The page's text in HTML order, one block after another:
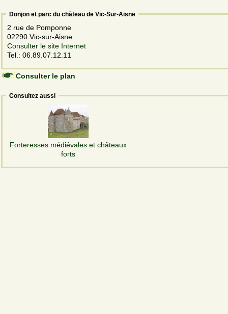
Donjon et parc du château de Vic-Sur-Aisne
2 rue de Pomponne
02290 Vic-sur-Aisne
Consulter le site Internet
Tel.: 06.89.07.12.11
Consulter le plan
Consultez aussi
Forteresses médiévales et châteaux
forts